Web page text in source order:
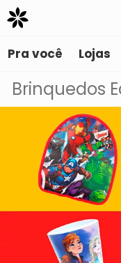
Pra você Lojas
Brinquedos